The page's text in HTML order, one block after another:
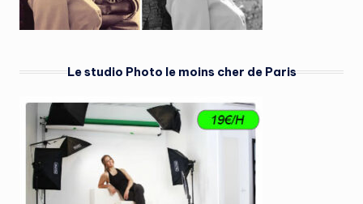
Le studio Photo le moins cher de Paris